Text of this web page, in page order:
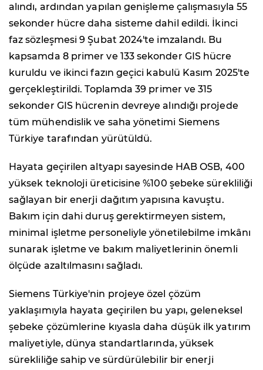
alındı, ardından yapılan genişleme çalışmasıyla 55
sekonder hücre daha sisteme dahil edildi. İkinci
faz sözleşmesi 9 Şubat 2024'te imzalandı. Bu
kapsamda 8 primer ve 133 sekonder GIS hücre
kuruldu ve ikinci fazın geçici kabulü Kasım 2025'te
gerçekleştirildi. Toplamda 39 primer ve 315
sekonder GIS hücrenin devreye alındığı projede
tüm mühendislik ve saha yönetimi Siemens
Türkiye tarafından yürütüldü.
Hayata geçirilen altyapı sayesinde HAB OSB, 400
yüksek teknoloji üreticisine %100 şebeke sürekliliği
sağlayan bir enerji dağıtım yapısına kavuştu.
Bakım için dahi duruş gerektirmeyen sistem,
minimal işletme personeliyle yönetilebilme imkânı
sunarak işletme ve bakım maliyetlerinin önemli
ölçüde azaltılmasını sağladı.
Siemens Türkiye'nin projeye özel çözüm
yaklaşımıyla hayata geçirilen bu yapı, geleneksel
şebeke çözümlerine kıyasla daha düşük ilk yatırım
maliyetiyle, dünya standartlarında, yüksek
sürekliliğe sahip ve sürdürülebilir bir enerji